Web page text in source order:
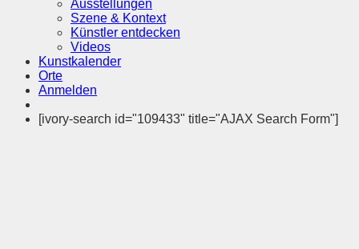
Ausstellungen
Szene & Kontext
Künstler entdecken
Videos
Kunstkalender
Orte
Anmelden
[ivory-search id="109433" title="AJAX Search Form"]